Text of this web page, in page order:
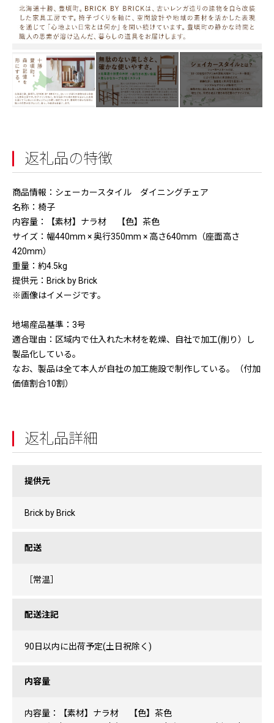
返礼品の特徴
商品情報：シェーカースタイル ダイニングチェア
名称：椅子
内容量：【素材】ナラ材 【色】茶色
サイズ：幅440mm × 奥行350mm × 高さ640mm（座面高さ
420mm）
重量：約4.5kg
提供元：Brick by Brick
※画像はイメージです。
地場産品基準：3号
適合理由：区域内で仕入れた木材を乾燥、自社で加工(削り）し
製品化している。
なお、製品は全て本人が自社の加工施設で制作している。（付加
価値割合10割）
返礼品詳細
提供元
Brick by Brick
配送
［常温］
配送注記
90日以内に出荷予定(土日祝除く)
内容量
内容量：【素材】ナラ材 【色】茶色